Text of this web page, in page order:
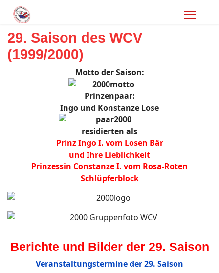
29. Saison des WCV
(1999/2000)
Motto der Saison:
Prinzenpaar:
Ingo und Konstanze Lose
residierten als
Prinz Ingo I. vom Losen Bär
und Ihre Lieblichkeit
Prinzessin Constanze I. vom Rosa-Roten
Schlüpferblock
Berichte und Bilder der 29. Saison
Veranstaltungstermine der 29. Saison